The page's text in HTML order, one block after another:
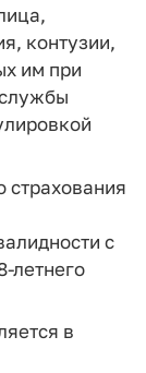
контузии,
им при
страхования
с
летнего
в